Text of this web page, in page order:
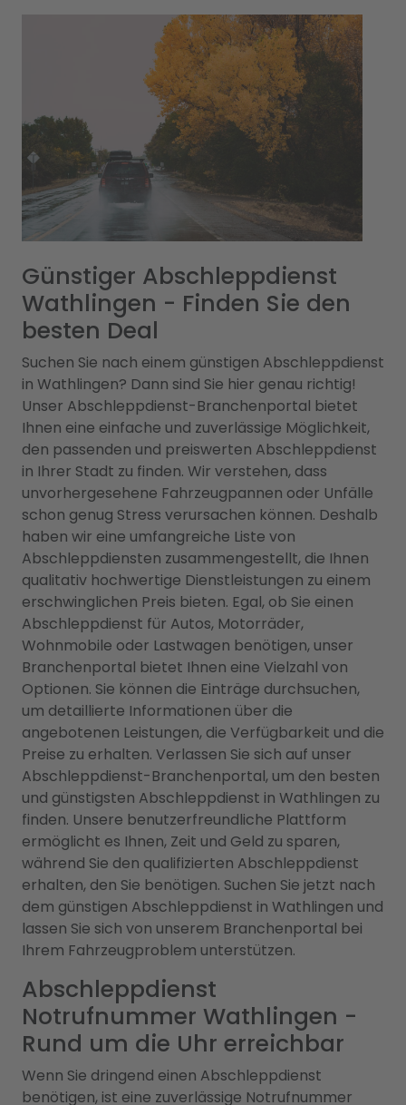
Günstiger Abschleppdienst
Wathlingen - Finden Sie den
besten Deal
Suchen Sie nach einem günstigen Abschleppdienst
in Wathlingen? Dann sind Sie hier genau richtig!
Unser Abschleppdienst-Branchenportal bietet
Ihnen eine einfache und zuverlässige Möglichkeit,
den passenden und preiswerten Abschleppdienst
in Ihrer Stadt zu finden. Wir verstehen, dass
unvorhergesehene Fahrzeugpannen oder Unfälle
schon genug Stress verursachen können. Deshalb
haben wir eine umfangreiche Liste von
Abschleppdiensten zusammengestellt, die Ihnen
qualitativ hochwertige Dienstleistungen zu einem
erschwinglichen Preis bieten. Egal, ob Sie einen
Abschleppdienst für Autos, Motorräder,
Wohnmobile oder Lastwagen benötigen, unser
Branchenportal bietet Ihnen eine Vielzahl von
Optionen. Sie können die Einträge durchsuchen,
um detaillierte Informationen über die
angebotenen Leistungen, die Verfügbarkeit und die
Preise zu erhalten. Verlassen Sie sich auf unser
Abschleppdienst-Branchenportal, um den besten
und günstigsten Abschleppdienst in Wathlingen zu
finden. Unsere benutzerfreundliche Plattform
ermöglicht es Ihnen, Zeit und Geld zu sparen,
während Sie den qualifizierten Abschleppdienst
erhalten, den Sie benötigen. Suchen Sie jetzt nach
dem günstigen Abschleppdienst in Wathlingen und
lassen Sie sich von unserem Branchenportal bei
Ihrem Fahrzeugproblem unterstützen.
Abschleppdienst
Notrufnummer Wathlingen -
Rund um die Uhr erreichbar
Wenn Sie dringend einen Abschleppdienst
benötigen, ist eine zuverlässige Notrufnummer